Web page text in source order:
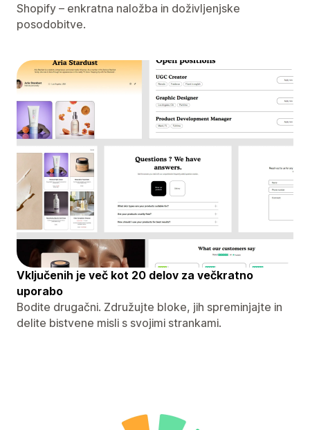
Shopify – enkratna naložba in doživljenjske
posodobitve.
Vključenih je več kot 20 delov za večkratno
uporabo
Bodite drugačni. Združujte bloke, jih spreminjajte in
delite bistvene misli s svojimi strankami.